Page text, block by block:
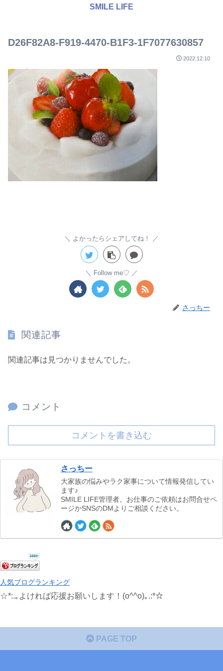
SMILE LIFE
D26F82A8-F919-4470-B1F3-1F7077630857
2022.12.10
よかったらシェアしてね！
Follow me♡
さっちー
関連記事
関連記事は見つかりませんでした。
コメント
コメントを書き込む
さっちー
大家族の悩みやラク家事について情報発信してい
ます♪
SMILE LIFE管理者。お仕事のご依頼はお問合せペ
ージかSNSのDMよりご相談ください。
人気ブログランキング
☆*:.｡よければ応援お願いします！(o^^o)｡.:*☆
PAGE TOP